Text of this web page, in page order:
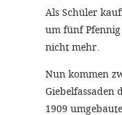
Als Schüler
um fünf
nicht mehr.
Nun kommen
Giebelfassaden
1909